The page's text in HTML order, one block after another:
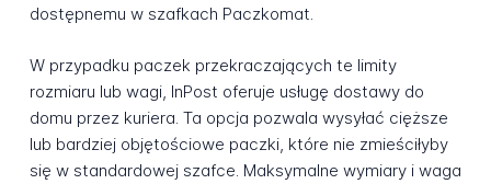
dostępnemu w szafkach Paczkomat.
W przypadku paczek przekraczających te limity
rozmiaru lub wagi, InPost oferuje usługę dostawy do
domu przez kuriera. Ta opcja pozwala wysyłać cięższe
lub bardziej objętościowe paczki, które nie zmieściłyby
się w standardowej szafce. Maksymalne wymiary i waga